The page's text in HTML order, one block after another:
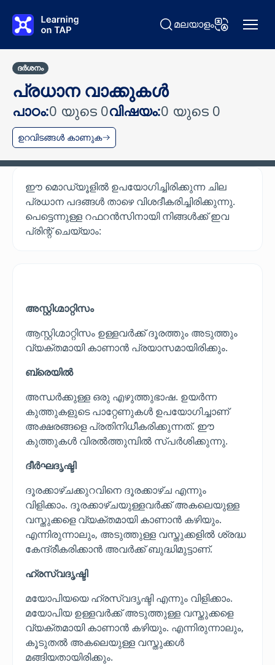
തിരയുക Learning on TAP
മലയാളംഭാഷ മാറ്റുക
ദർശനം
പ്രധാന വാക്കുകൾ
പാഠം:0 യുടെ 0വിഷയം:0 യുടെ 0
ഉറവിടങ്ങൾ കാണുക
ഈ മൊഡ്യൂളിൽ ഉപയോഗിച്ചിരിക്കുന്ന ചില
പ്രധാന പദങ്ങൾ താഴെ വിശദീകരിച്ചിരിക്കുന്നു.
പെട്ടെന്നുള്ള റഫറൻസിനായി നിങ്ങൾക്ക് ഇവ
പ്രിന്റ് ചെയ്യാം:
അസ്റ്റിഗ്മാറ്റിസം
ആസ്റ്റിഗ്മാറ്റിസം ഉള്ളവർക്ക് ദൂരത്തും അടുത്തും
വ്യക്തമായി കാണാൻ പ്രയാസമായിരിക്കും.
ബ്രെയിൽ
അന്ധർക്കുള്ള ഒരു എഴുത്തുഭാഷ. ഉയർന്ന
കുത്തുകളുടെ പാറ്റേണുകൾ ഉപയോഗിച്ചാണ്
അക്ഷരങ്ങളെ പ്രതിനിധീകരിക്കുന്നത്. ഈ
കുത്തുകൾ വിരൽത്തുമ്പിൽ സ്പർശിക്കുന്നു.
ദീര്‍ഘദൃഷ്ടി
ദൂരക്കാഴ്ചക്കുറവിനെ ദൂരക്കാഴ്ച എന്നും
വിളിക്കാം. ദൂരക്കാഴ്ചയുള്ളവർക്ക് അകലെയുള്ള
വസ്തുക്കളെ വ്യക്തമായി കാണാൻ കഴിയും.
എന്നിരുന്നാലും, അടുത്തുള്ള വസ്തുക്കളിൽ ശ്രദ്ധ
കേന്ദ്രീകരിക്കാൻ അവർക്ക് ബുദ്ധിമുട്ടാണ്.
ഹ്രസ്വദൃഷ്ടി
മയോപിയയെ ഹ്രസ്വദൃഷ്ടി എന്നും വിളിക്കാം.
മയോപിയ ഉള്ളവർക്ക് അടുത്തുള്ള വസ്തുക്കളെ
വ്യക്തമായി കാണാൻ കഴിയും. എന്നിരുന്നാലും,
കൂടുതൽ അകലെയുള്ള വസ്തുക്കൾ
മങ്ങിയതായിരിക്കും.